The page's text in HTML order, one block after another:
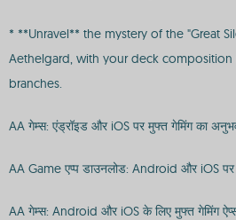
* **Unravel** the mystery of the "Great
Aethelgard, with your deck composition
branches.
AA गेम्स: एंड्रॉइड और iOS पर मुफ्त गेमिंग का
AA Game एप्प डाउनलोड: Android और iOS
AA गेम्स: Android और iOS के लिए मुफ्त गेमिंग